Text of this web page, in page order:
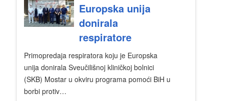
Europska unija
donirala
respiratore
Primopredaja respiratora koju je Europska
unija donirala Sveučilišnoj kliničkoj bolnici
(SKB) Mostar u okviru programa pomoći BiH u
borbi protiv…